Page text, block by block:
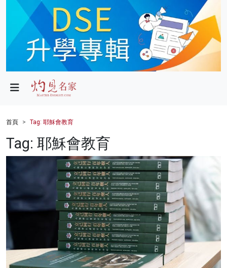
政局
財經
健康
科技
灼見活動
首頁 Tag: 耶穌會教育
Tag: 耶穌會教育